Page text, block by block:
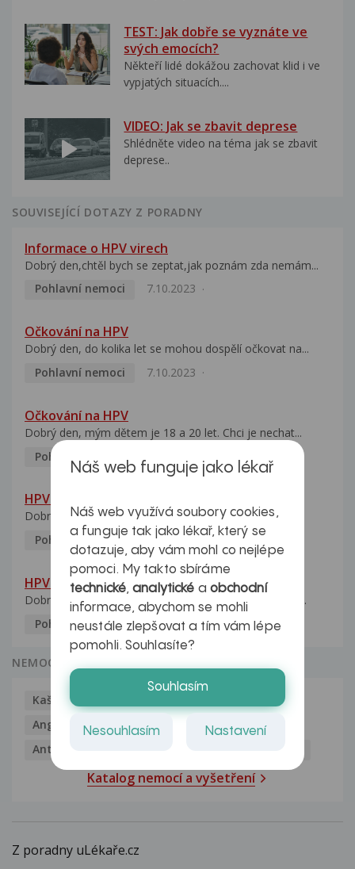
TEST: Jak dobře se vyznáte ve
svých emocích?
Někteří lidé dokážou zachovat klid i ve
vypjatých situacích....
VIDEO: Jak se zbavit deprese
Shlédněte video na téma jak se zbavit
deprese..
SOUVISEJÍCÍ DOTAZY Z PORADNY
Informace o HPV virech
Dobrý den,chtěl bych se zeptat,jak poznám zda nemám...
Pohlavní nemoci
7.10.2023
Očkování na HPV
Dobrý den, do kolika let se mohou dospělí očkovat na...
Pohlavní nemoci
7.10.2023
Očkování na HPV
Dobrý den, mým dětem je 18 a 20 let. Chci je nechat...
Pohlavní nemoci
HPV pozitivní manželka
Dobrý den, manželka po xx letech přivezla z Východu...
Pohlavní nemoci
5.10.2023
HPV typ 52 u partnerky
Dobrý deň prajem. Prosím Vás ako sa dá vyliečiť vírus...
Pohlavní nemoci
5.10.2023
NEMOCI
Kašel
Analgetika
Angína
Antibiotika
Antidepresiva
Antihistaminika
Katalog nemocí a vyšetření
Z poradny uLékaře.cz
Náš web funguje jako lékař
Náš web využívá soubory cookies,
a funguje tak jako lékař, který se
dotazuje, aby vám mohl co nejlépe
pomoci. My takto sbíráme
technické,analytické a obchodní
informace, abychom se mohli
neustále zlepšovat a tím vám lépe
pomohli. Souhlasíte?
Souhlasím
Nesouhlasím Nastavení